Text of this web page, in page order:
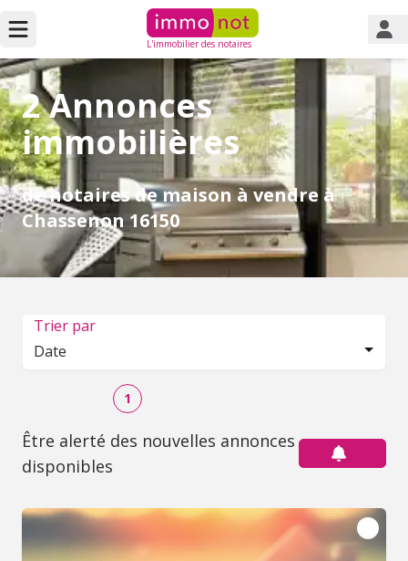
L'immobilier des notaires
2 Annonces
immobilières
de notaires de maison à vendre à
Chassenon 16150
Trier par
Date
1
Être alerté des nouvelles annonces
disponibles